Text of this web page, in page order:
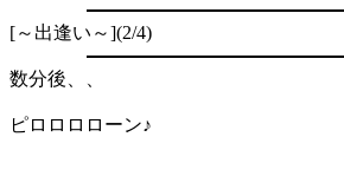
[～出逢い～](2/4)
数分後、、
ピロロロローン♪